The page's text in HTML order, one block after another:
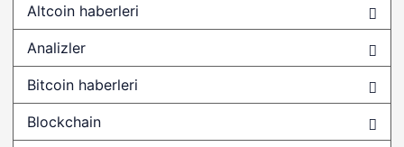
#BinanceMusician
#globianceapp
#monstergalaxy
$ POWR
Altcoin haberleri
Analizler
Bitcoin haberleri
Blockchain